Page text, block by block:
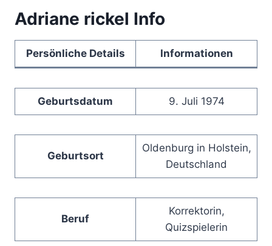
Adriane rickel Info
Persönliche Details Informationen
Geburtsdatum 9. Juli 1974
Geburtsort
Oldenburg in Holstein,
Deutschland
Beruf
Korrektorin,
Quizspielerin